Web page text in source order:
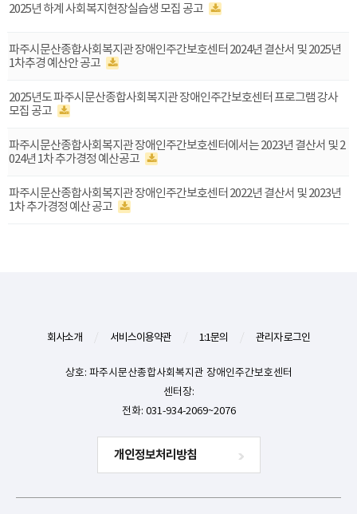
2025년 하계 사회복지현장실습생 모집 공고
파주시문산종합사회복지관 장애인주간보호센터 2024년 결산서 및 2025년
1차추경 예산안 공고
2025년도 파주시문산종합사회복지관 장애인주간보호센터 프로그램 강사
모집 공고
파주시문산종합사회복지관 장애인주간보호센터에서는 2023년 결산서 및 2
024년 1차 추가경정 예산공고
파주시문산종합사회복지관 장애인주간보호센터 2022년 결산서 및 2023년
1차 추가경정 예산 공고
회사소개 서비스이용약관 1:1문의 관리자 로그인
상호: 파주시문산종합사회복지관 장애인주간보호센터
센터장:
전화: 031-934-2069~2076
개인정보처리방침